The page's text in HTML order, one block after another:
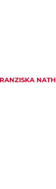
NATH